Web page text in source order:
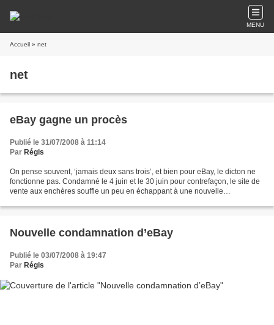
MENU
Accueil » net
net
eBay gagne un procès
Publié le 31/07/2008 à 11:14
Par Régis
On pense souvent, ‘jamais deux sans trois’, et bien pour eBay, le dicton ne
fonctionne pas. Condamné le 4 juin et le 30 juin pour contrefaçon, le site de
vente aux enchères souffle un peu en échappant à une nouvelle
Nouvelle condamnation d’eBay
Publié le 03/07/2008 à 19:47
Par Régis